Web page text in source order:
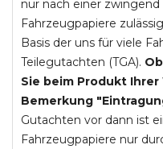
nur nach einer
Fahrzeugpapiere
Basis der uns für viele
Teilegutachten (TGA).
Sie beim Produkt
Bemerkung
Gutachten vor dann ist
Fahrzeugpapiere nur